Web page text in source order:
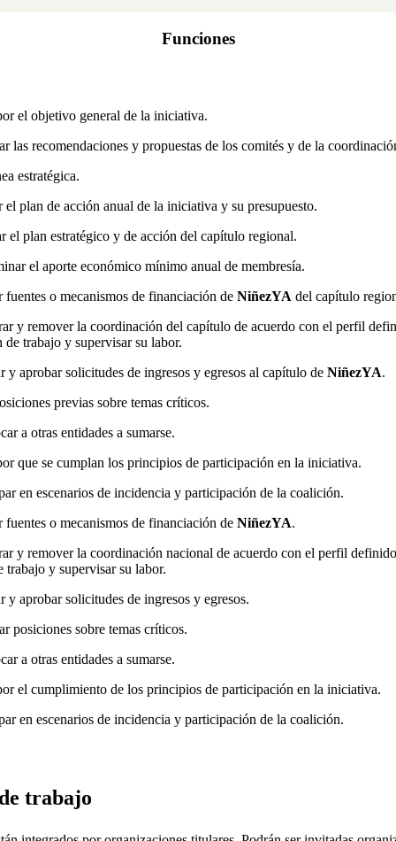
Funciones
el objetivo general de la iniciativa.
las recomendaciones y propuestas de los comités y de la
estratégica.
plan de acción anual de la iniciativa y su presupuesto.
el plan estratégico y de acción del capítulo regional.
el aporte económico mínimo anual de membresía.
o mecanismos de financiación de NiñezYA del capítulo
y remover la coordinación del capítulo de acuerdo con el perfil
de trabajo y supervisar su labor.
y aprobar solicitudes de ingresos y egresos al capítulo de NiñezYA.
previas sobre temas críticos.
a otras entidades a sumarse.
que se cumplan los principios de participación en la iniciativa.
en escenarios de incidencia y participación de la coalición.
o mecanismos de financiación de NiñezYA.
y remover la coordinación nacional de acuerdo con el perfil
trabajo y supervisar su labor.
y aprobar solicitudes de ingresos y egresos.
posiciones sobre temas críticos.
a otras entidades a sumarse.
el cumplimiento de los principios de participación en la iniciativa.
en escenarios de incidencia y participación de la coalición.
trabajo